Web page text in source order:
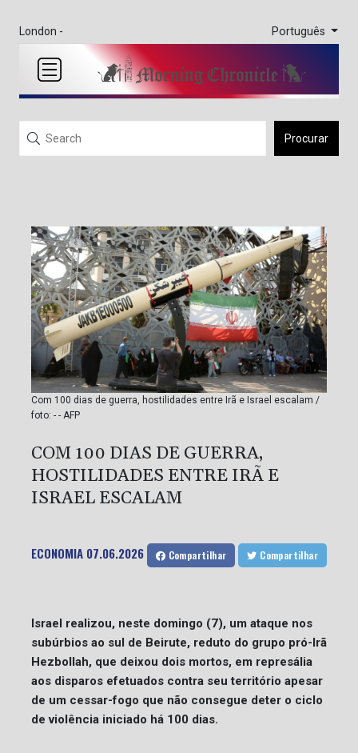
London - Português
Procurar
Com 100 dias de guerra, hostilidades entre Irã e Israel escalam /
foto: - - AFP
COM 100 DIAS DE GUERRA,
HOSTILIDADES ENTRE IRÃ E
ISRAEL ESCALAM
ECONOMIA 07.06.2026 Compartilhar Compartilhar
Israel realizou, neste domingo (7), um ataque nos
subúrbios ao sul de Beirute, reduto do grupo pró-Irã
Hezbollah, que deixou dois mortos, em represália
aos disparos efetuados contra seu território apesar
de um cessar-fogo que não consegue deter o ciclo
de violência iniciado há 100 dias.